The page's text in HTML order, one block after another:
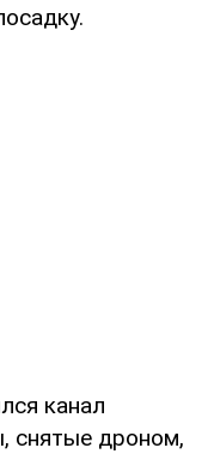
канал
снятые дроном,